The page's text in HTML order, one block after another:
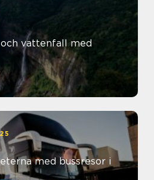
vattenfall med
med bussresor i